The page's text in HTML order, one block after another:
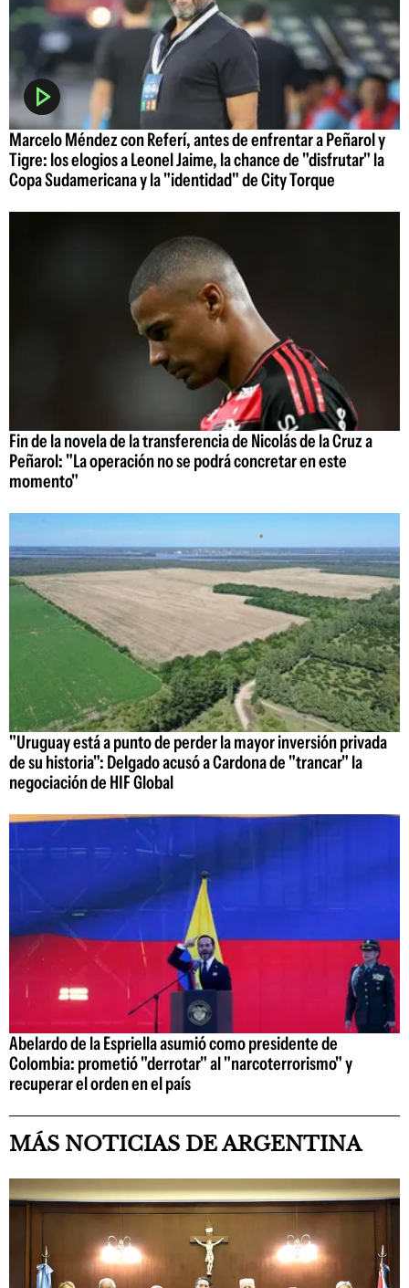
Marcelo Méndez con Referí, antes de enfrentar a Peñarol y
Tigre: los elogios a Leonel Jaime, la chance de "disfrutar" la
Copa Sudamericana y la "identidad" de City Torque
Fin de la novela de la transferencia de Nicolás de la Cruz a
Peñarol: "La operación no se podrá concretar en este
momento"
"Uruguay está a punto de perder la mayor inversión privada
de su historia": Delgado acusó a Cardona de "trancar" la
negociación de HIF Global
Abelardo de la Espriella asumió como presidente de
Colombia: prometió "derrotar" al "narcoterrorismo" y
recuperar el orden en el país
MÁS NOTICIAS DE ARGENTINA